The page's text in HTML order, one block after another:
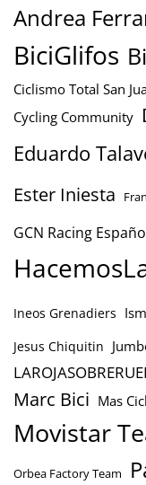
Andrea
BiciGlifos
Ciclismo Total San
Cycling Community
Eduardo
Ester Iniesta
GCN Racing
Ineos Grenadiers
Jesus Chiquitin
Marc Bici Mas
Movistar
Orbea Factory Team